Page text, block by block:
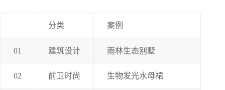
分类 案例
01 建筑设计 雨林生态别墅
02 前卫时尚 生物发光水母裙